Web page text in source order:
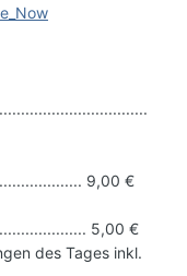
9,00 €
5,00 €
des Tages inkl.